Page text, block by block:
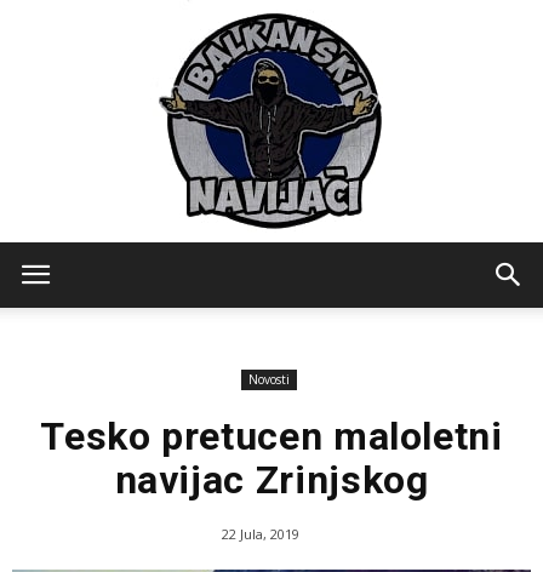
Novosti
Tesko pretucen maloletni
navijac Zrinjskog
22 Jula, 2019